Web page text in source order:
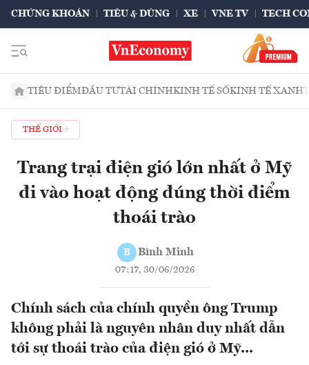
CHỨNG KHOÁN TIÊU & DÙNG XE VNE TV TECH
TIÊU ĐIỂMĐẦU TƯTÀI CHÍNHKINH TẾ SỐKINH TẾ XANH
THẾ GIỚI
Trang trại điện gió lớn nhất ở Mỹ
đi vào hoạt động đúng thời điểm
thoái trào
B Bình Minh
07:17, 30/06/2026
Chính sách của chính quyền ông Trump
không phải là nguyên nhân duy nhất dẫn
tới sự thoái trào của điện gió ở Mỹ...